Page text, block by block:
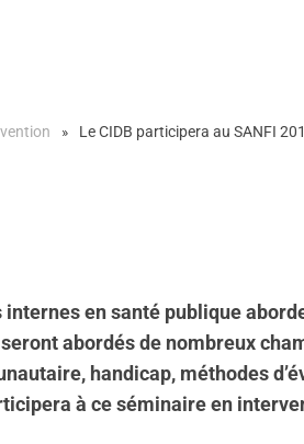
Le CIDB participera au SANFI
en santé publique
abordés de nombreux
handicap, méthodes
à ce séminaire en